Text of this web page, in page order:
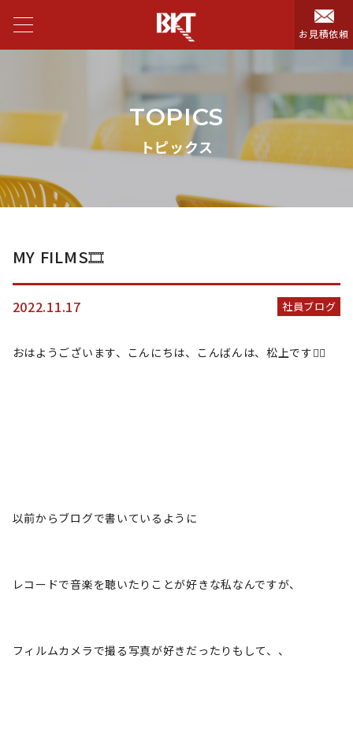
お見積依頼
TOPICS
トピックス
MY FILMS🎞
2022.11.17 社員ブログ
おはようございます、こんにちは、こんばんは、松上です✌🏻
以前からブログで書いているように
レコードで音楽を聴いたりことが好きな私なんですが、
フィルムカメラで撮る写真が好きだったりもして、、